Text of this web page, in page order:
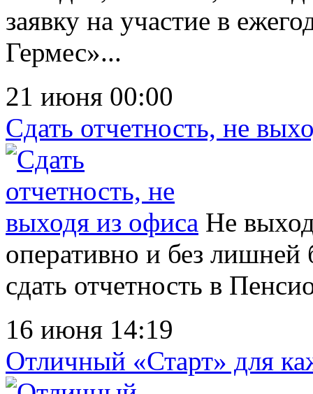
заявку на участие в
Гермес»...
21 июня 00:00
Сдать отчетность, не
Не
оперативно и без
сдать отчетность в
16 июня 14:19
Отличный «Старт» для